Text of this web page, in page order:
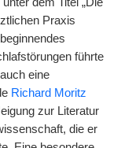
Praxis
führte
eine
Richard Moritz
zur Literatur
die er